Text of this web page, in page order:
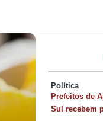
Política
Prefeitos de
Sul recebem